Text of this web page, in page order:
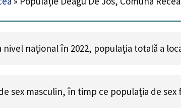
național în 2022, populația totală a
sex masculin, în timp ce populația de sex